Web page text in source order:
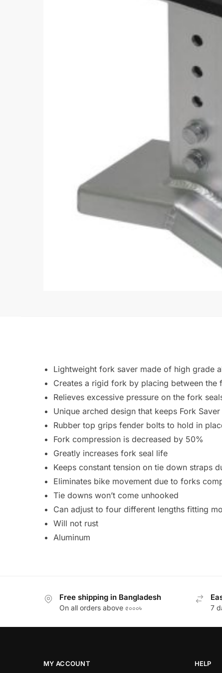
Lightweight fork saver made of high grade
Creates a rigid fork by placing between the
Relieves excessive pressure on the fork
Unique arched design that keeps Fork
Rubber top grips fender bolts to hold in
Fork compression is decreased by 50%
Greatly increases fork seal life
Keeps constant tension on tie down straps
Eliminates bike movement due to forks
Tie downs won’t come unhooked
Can adjust to four different lengths fitting
Will not rust
Aluminum
Free shipping in Bangladesh
On all orders above ৫০০০৳ 7
MY ACCOUNT HELP